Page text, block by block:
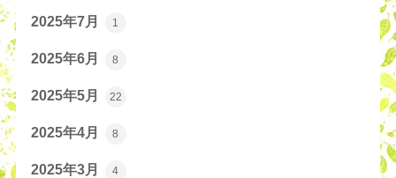
2025年7月 1
2025年6月 8
2025年5月 22
2025年4月 8
2025年3月 4